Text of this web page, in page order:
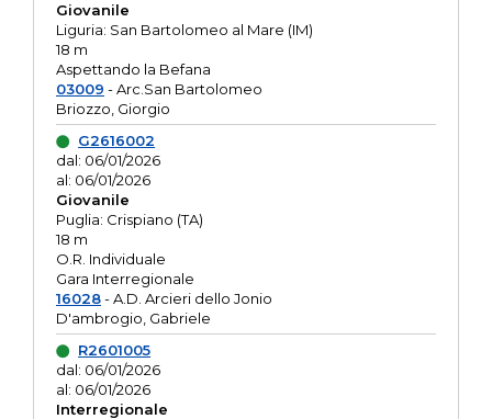
Giovanile
Liguria: San Bartolomeo al Mare (IM)
18 m
Aspettando la Befana
03009 - Arc.San Bartolomeo
Briozzo, Giorgio
G2616002
dal: 06/01/2026
al: 06/01/2026
Giovanile
Puglia: Crispiano (TA)
18 m
O.R. Individuale
Gara Interregionale
16028- A.D. Arcieri dello Jonio
D'ambrogio, Gabriele
R2601005
dal: 06/01/2026
al: 06/01/2026
Interregionale